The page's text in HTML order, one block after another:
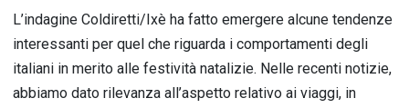
L’indagine Coldiretti/Ixè ha fatto emergere alcune tendenze
interessanti per quel che riguarda i comportamenti degli
italiani in merito alle festività natalizie. Nelle recenti notizie,
abbiamo dato rilevanza all’aspetto relativo ai viaggi, in